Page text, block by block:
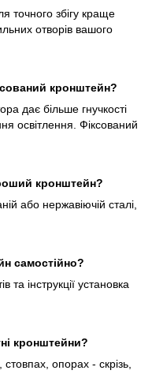
точного збігу краще
отворів вашого
кронштейн?
дає більше гнучкості
освітлення. Фіксований
кронштейн?
або нержавіючій сталі,
самостійно?
та інструкції установка
кронштейни?
опорах - скрізь,